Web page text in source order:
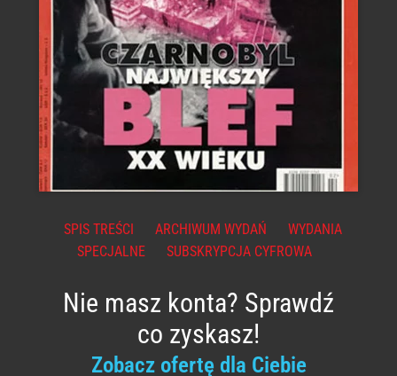
SPIS TREŚCI ARCHIWUM WYDAŃ
WYDANIA
SPECJALNE
SUBSKRYPCJA CYFROWA
Nie masz konta? Sprawdź
co zyskasz!
Zobacz ofertę dla Ciebie